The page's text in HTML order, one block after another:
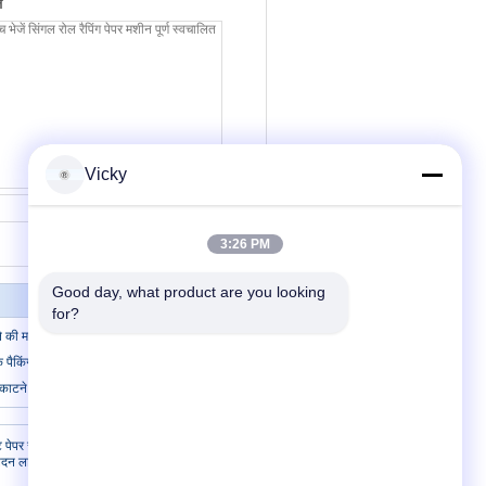
संपर्क करें
मशीन
मशीन
की मशीन
रोल बनाने
लाइन पूर्ण
Vicky
3:26 PM
Good day, what product are you looking
for?